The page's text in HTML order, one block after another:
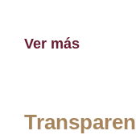
Ver más